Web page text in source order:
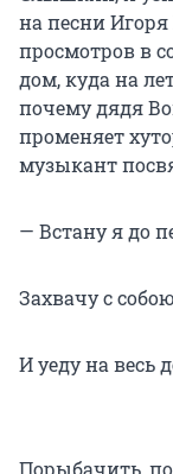
на песни
просмотров в
дом, куда на
почему дядя
променяет
музыкант
— Встану я до
Захвачу с
И уеду на весь